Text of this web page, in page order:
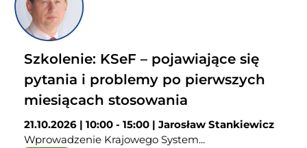
Szkolenie: KSeF – pojawiające się
pytania i problemy po pierwszych
miesiącach stosowania
21.10.2026 | 10:00 - 15:00 | Jarosław Stankiewicz
Wprowadzenie Krajowego System...